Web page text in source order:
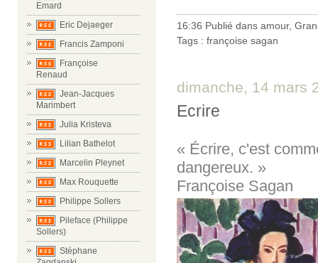
Emard
Eric Dejaeger
Francis Zamponi
Françoise
Renaud
Jean-Jacques
Marimbert
Julia Kristeva
Lilian Bathelot
Marcelin Pleynet
Max Rouquette
Philippe Sollers
Pileface (Philippe
Sollers)
Stéphane
16:36 Publié dans amour,
Tags : françoise sagan
dimanche, 14 mars
Ecrire
« Écrire, c'est
dangereux. »
Françoise Sagan